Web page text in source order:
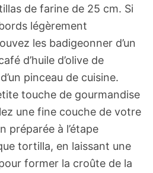
de farine de 25 cm. Si
légèrement
les badigeonner d’un
d’huile d’olive de
pinceau de cuisine.
touche de gourmandise
une fine couche de votre
préparée à l’étape
tortilla, en laissant une
former la croûte de la